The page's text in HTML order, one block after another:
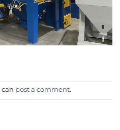
can post a comment.